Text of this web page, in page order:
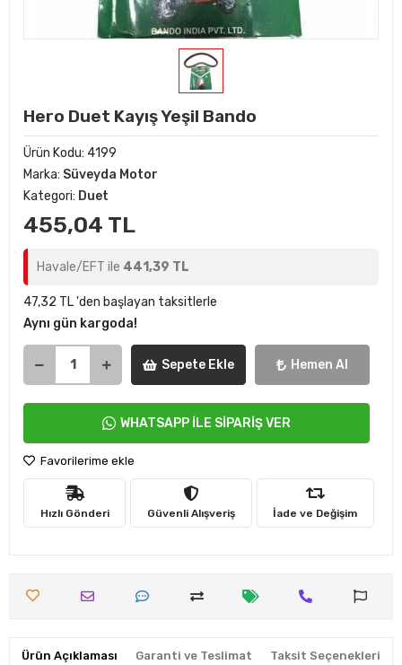
Hero Duet Kayış Yeşil Bando
Ürün Kodu: 4199
Marka: Süveyda Motor
Kategori: Duet
455,04 TL
Havale/EFT ile 441,39 TL
47,32 TL 'den başlayan taksitlerle
Aynı gün kargoda!
Sepete Ekle Hemen Al
WHATSAPP İLE SİPARİŞ VER
Favorilerime ekle
Hızlı Gönderi Güvenli Alışveriş İade ve Değişim
Ürün Açıklaması Garanti ve Teslimat Taksit Seçenekleri